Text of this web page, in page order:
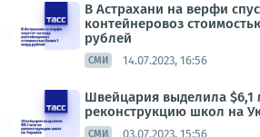
В Астрахани на верфи
контейнеровоз
рублей
СМИ 14.07.2023, 16:56
Швейцария выделила $6,1
реконструкцию школ на
СМИ 03.07.2023, 15:56